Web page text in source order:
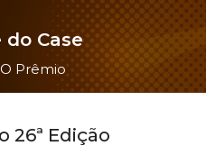
Case
O Prêmio
26ª Edição